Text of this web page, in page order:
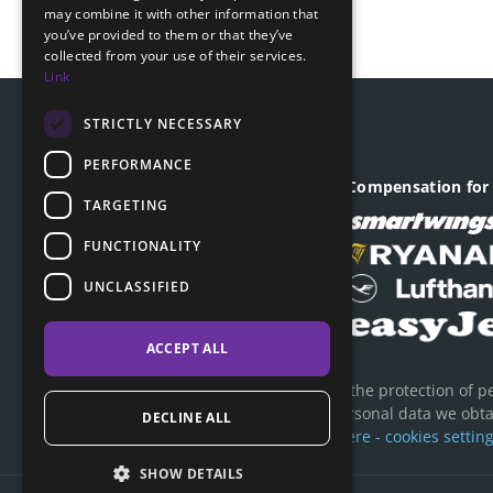
110 00, Praha - Nové Město
VAT: CZ04903641
Compensation
ClaimCloud has always taken the protection of
about how we process the personal data we
More here - cookies
GERMAN
may combine it with other information that
you’ve provided to them or that they’ve
collected from your use of their services.
Link
STRICTLY NECESSARY
PERFORMANCE
TARGETING
FUNCTIONALITY
UNCLASSIFIED
ACCEPT ALL
DECLINE ALL
SHOW DETAILS